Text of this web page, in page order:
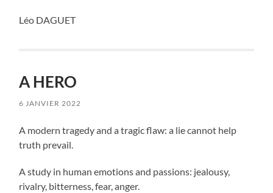
Léo DAGUET
A HERO
6 JANVIER 2022
A modern tragedy and a tragic flaw: a lie cannot help
truth prevail.
A study in human emotions and passions: jealousy,
rivalry, bitterness, fear, anger.